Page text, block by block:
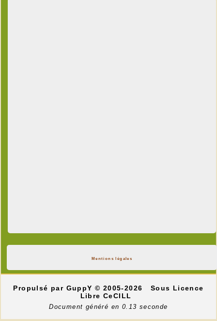
Mentions légales
Propulsé par GuppY© 2005-2026
Sous Licence
Libre CeCILL
Document généré en 0.13 seconde